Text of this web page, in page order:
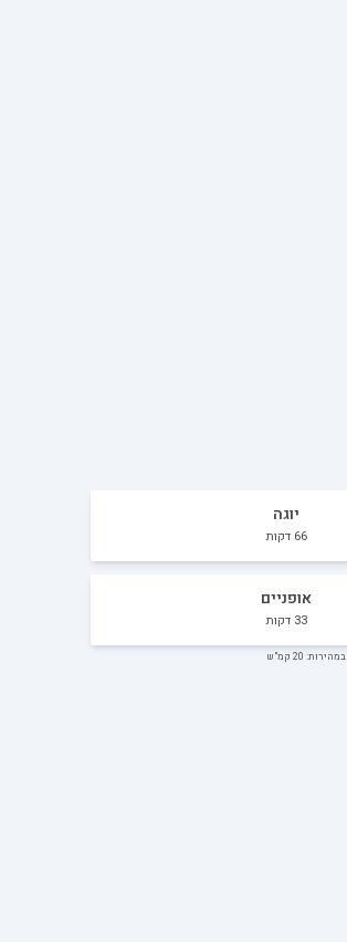
יוגה
66 דקות
אופניים
33 דקות
במהירות: 20 קמ"ש